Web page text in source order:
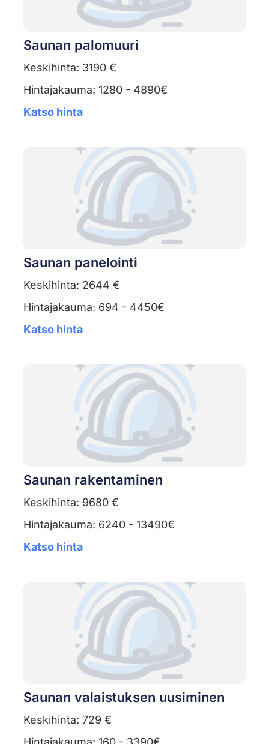
Saunan palomuuri
Keskihinta: 3190 €
Hintajakauma: 1280 - 4890€
Katso hinta
Saunan panelointi
Keskihinta: 2644 €
Hintajakauma: 694 - 4450€
Katso hinta
Saunan rakentaminen
Keskihinta: 9680 €
Hintajakauma: 6240 - 13490€
Katso hinta
Saunan valaistuksen uusiminen
Keskihinta: 729 €